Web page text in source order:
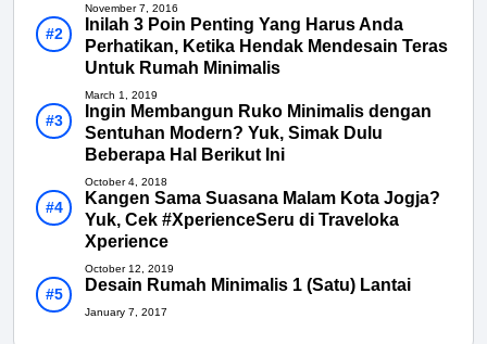
November 7, 2016
Inilah 3 Poin Penting Yang Harus Anda
Perhatikan, Ketika Hendak Mendesain Teras
Untuk Rumah Minimalis
March 1, 2019
Ingin Membangun Ruko Minimalis dengan
Sentuhan Modern? Yuk, Simak Dulu
Beberapa Hal Berikut Ini
October 4, 2018
Kangen Sama Suasana Malam Kota Jogja?
Yuk, Cek #XperienceSeru di Traveloka
Xperience
October 12, 2019
Desain Rumah Minimalis 1 (Satu) Lantai
January 7, 2017